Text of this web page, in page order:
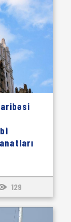
129